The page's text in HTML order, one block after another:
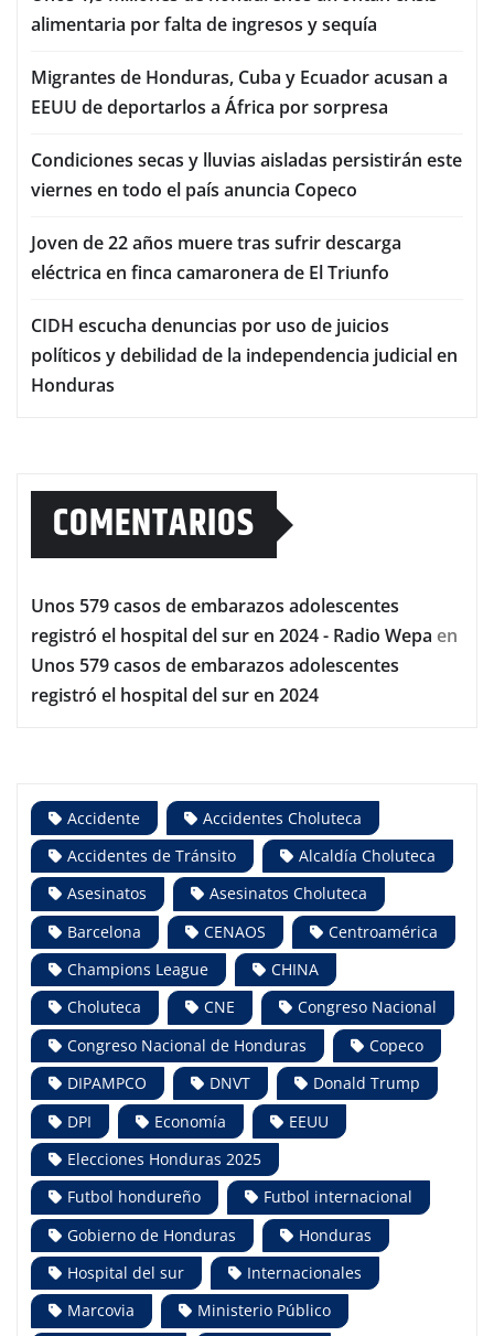
alimentaria por falta de ingresos y sequía
Migrantes de Honduras, Cuba y Ecuador acusan a
EEUU de deportarlos a África por sorpresa
Condiciones secas y lluvias aisladas persistirán este
viernes en todo el país anuncia Copeco
Joven de 22 años muere tras sufrir descarga
eléctrica en finca camaronera de El Triunfo
CIDH escucha denuncias por uso de juicios
políticos y debilidad de la independencia judicial en
Honduras
COMENTARIOS
Unos 579 casos de embarazos adolescentes
registró el hospital del sur en 2024 - Radio Wepa en
Unos 579 casos de embarazos adolescentes
registró el hospital del sur en 2024
Accidente
Accidentes Choluteca
Accidentes de Tránsito
Alcaldía Choluteca
Asesinatos
Asesinatos Choluteca
Barcelona
CENAOS
Centroamérica
Champions League
CHINA
Choluteca
CNE
Congreso Nacional
Congreso Nacional de Honduras
Copeco
DIPAMPCO
DNVT
Donald Trump
DPI
Economía
EEUU
Elecciones Honduras 2025
Futbol hondureño
Futbol internacional
Gobierno de Honduras
Honduras
Hospital del sur
Internacionales
Marcovia
Ministerio Público